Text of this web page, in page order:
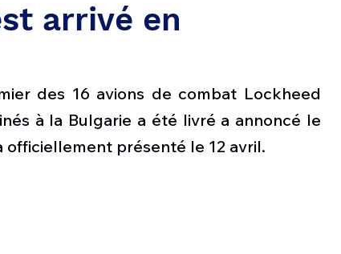
Amphibie Drones Composante ESPACE
arrivé en
des 16 avions de combat Lockheed
à la Bulgarie a été livré a annoncé le
officiellement présenté le 12 avril.